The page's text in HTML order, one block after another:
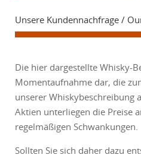
Unsere Kundennachfrage /
Die hier dargestellte Whisky-
Momentaufnahme dar, die
unserer Whiskybeschreibung
Aktien unterliegen die Preise
regelmäßigen Schwankungen.
Sollten Sie sich daher dazu